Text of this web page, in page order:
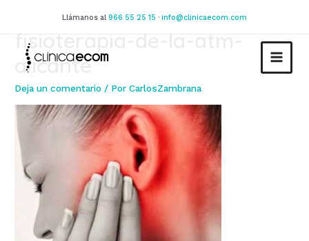
contenido
Llámanos al966 55 25 15 · info@clinicaecom.com
MAIN
fisioterapia-de-la-atm-
alicante
Deja un comentario / PorCarlosZambrana